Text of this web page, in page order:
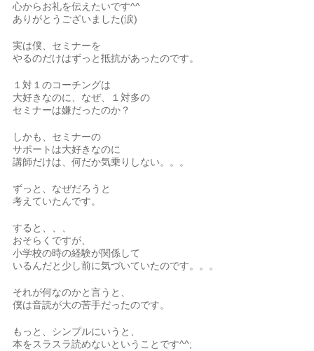
心からお礼を伝えたいです^^
ありがとうございました(涙)
実は僕、セミナーを
やるのだけはずっと抵抗があったのです。
１対１のコーチングは
大好きなのに、なぜ、１対多の
セミナーは嫌だったのか？
しかも、セミナーの
サポートは大好きなのに
講師だけは、何だか気乗りしない。。。
ずっと、なぜだろうと
考えていたんです。
すると、、、
おそらくですが、
小学校の時の経験が関係して
いるんだと少し前に気づいていたのです。。。
それが何なのかと言うと、
僕は音読が大の苦手だったのです。
もっと、シンプルにいうと、
本をスラスラ読めないということです^^;